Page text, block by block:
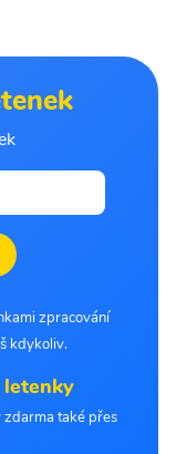
zpracování
kdykoliv.
letenky
zdarma také přes